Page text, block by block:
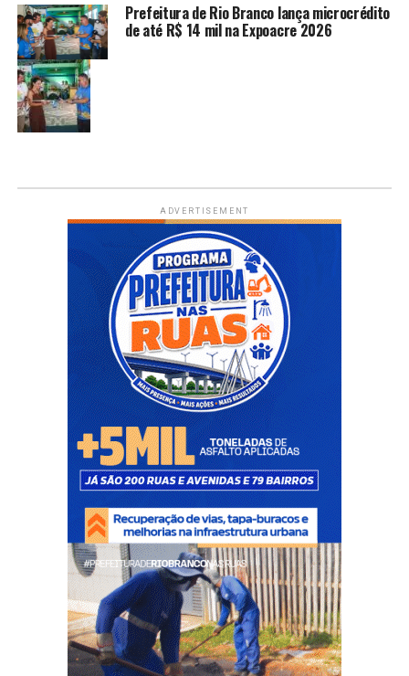
Prefeitura de Rio Branco lança microcrédito
de até R$ 14 mil na Expoacre 2026
ADVERTISEMENT